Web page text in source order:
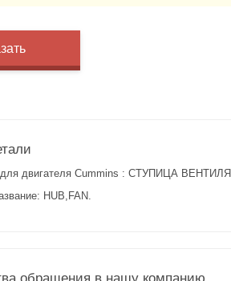
для двигателя Cummins : СТУПИЦА
HUB,FAN.